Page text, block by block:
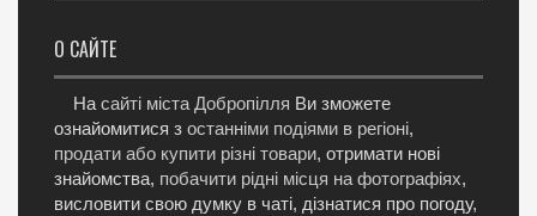
О САЙТЕ
На сайті міста Добропілля Ви зможете
ознайомитися з останніми подіями в регіоні,
продати або купити різні товари, отримати нові
знайомства, побачити рідні місця на фотографіях,
висловити свою думку в чаті, дізнатися про погоду,